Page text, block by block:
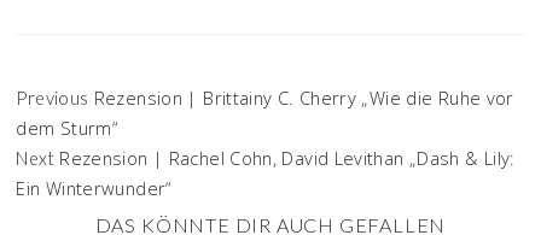
Previous Rezension | Brittainy C. Cherry „Wie die Ruhe vor
dem Sturm“
Next Rezension | Rachel Cohn, David Levithan „Dash & Lily:
Ein Winterwunder“
DAS KÖNNTE DIR AUCH GEFALLEN